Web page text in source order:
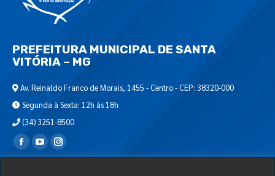
PREFEITURA MUNICIPAL DE SANTA
VITÓRIA – MG
Av. Reinaldo Franco de Morais, 1455 - Centro - CEP: 38320-000
Segunda à Sexta: 12h às 18h
(34) 3251-8500
Encontre-nos em: